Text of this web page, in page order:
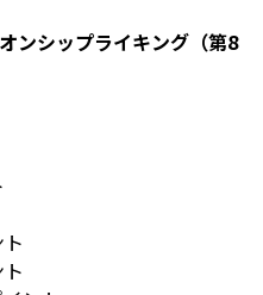
ンシップライキング（第8